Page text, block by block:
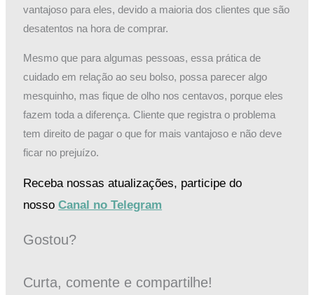
vantajoso para eles, devido a maioria dos clientes que são
desatentos na hora de comprar.
Mesmo que para algumas pessoas, essa prática de
cuidado em relação ao seu bolso, possa parecer algo
mesquinho, mas fique de olho nos centavos, porque eles
fazem toda a diferença. Cliente que registra o problema
tem direito de pagar o que for mais vantajoso e não deve
ficar no prejuízo.
Receba nossas atualizações, participe do
nossoCanal no Telegram
Gostou?
Curta, comente e compartilhe!